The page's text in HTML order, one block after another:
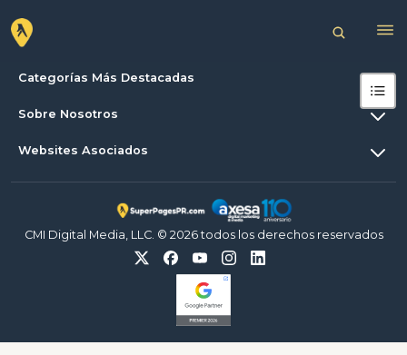
Categorías Más Destacadas
Sobre Nosotros
Websites Asociados
CMI Digital Media, LLC. © 2026 todos los derechos reservados